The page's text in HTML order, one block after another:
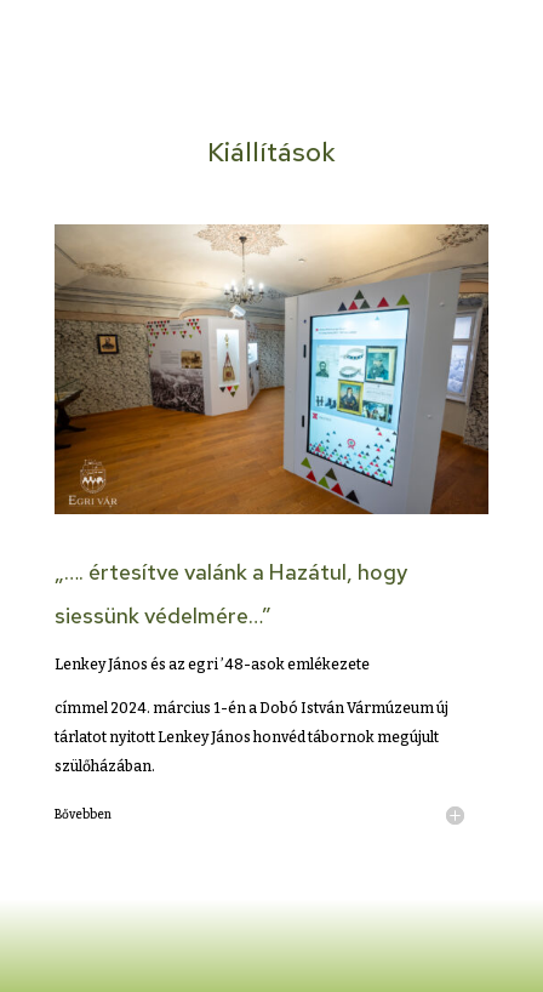
Kiállítások
„…. értesítve valánk a Hazátul, hogy
siessünk védelmére…”
Lenkey János és az egri ’48-asok emlékezete
címmel 2024. március 1-én a Dobó István Vármúzeum új
tárlatot nyitott Lenkey János honvéd tábornok megújult
szülőházában.
Bővebben